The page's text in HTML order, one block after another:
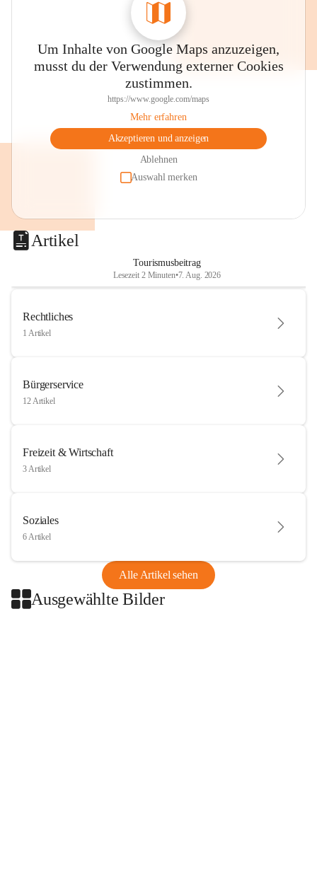
Um Inhalte von Google Maps anzuzeigen,
musst du der Verwendung externer Cookies
zustimmen.
https://www.google.com/maps
Mehr erfahren
Akzeptieren und anzeigen
Ablehnen
Auswahl merken
Artikel
Tourismusbeitrag
Lesezeit 2 Minuten•7. Aug. 2026
Rechtliches
1 Artikel
Bürgerservice
12 Artikel
Freizeit & Wirtschaft
3 Artikel
Soziales
6 Artikel
Alle Artikel sehen
Ausgewählte Bilder